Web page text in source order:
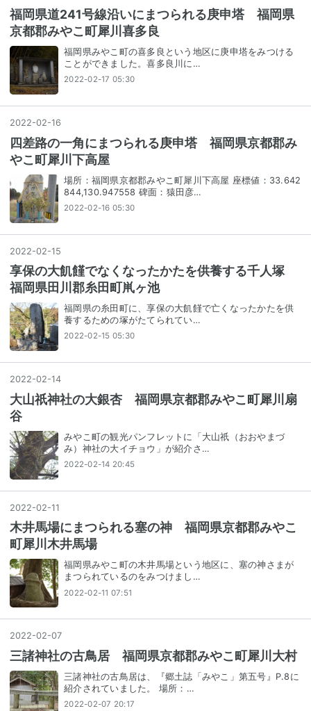
福岡県道241号線沿いにまつられる庚申塔 福岡県
京都郡みやこ町犀川喜多良
福岡県みやこ町の喜多良という地区に庚申塔をみつける
ことができました。喜多良川に…
2022-02-17 05:30
2022-02-16
四差路の一角にまつられる庚申塔 福岡県京都郡み
やこ町犀川下高屋
場所：福岡県京都郡みやこ町犀川下高屋 座標値：33.642
844,130.947558 碑面：猿田彦…
2022-02-16 05:30
2022-02-15
享保の大飢饉でなくなったかたを供養する千人塚
福岡県田川郡糸田町鼡ヶ池
福岡県の糸田町に、享保の大飢饉で亡くなったかたを供
養するための塚がたてられてい…
2022-02-15 05:30
2022-02-14
大山祇神社の大銀杏 福岡県京都郡みやこ町犀川扇
谷
みやこ町の観光パンフレットに「大山祇（おおやまづ
み）神社の大イチョウ」が紹介さ…
2022-02-14 20:45
2022-02-11
木井馬場にまつられる塞の神 福岡県京都郡みやこ
町犀川木井馬場
福岡県みやこ町の木井馬場という地区に、塞の神さまが
まつられているのをみつけまし…
2022-02-11 07:51
2022-02-07
三諸神社の古鳥居 福岡県京都郡みやこ町犀川大村
三諸神社の古鳥居は、『郷土誌「みやこ」第五号』P.8に
紹介されていました。 場所：…
2022-02-07 20:17